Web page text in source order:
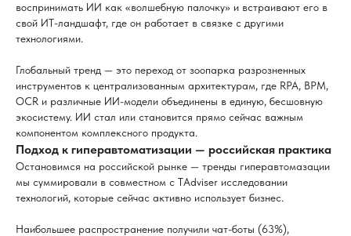
воспринимать ИИ как «волшебную палочку» и встраивают его в
свой ИТ-ландшафт, где он работает в связке с другими
технологиями.
Глобальный тренд — это переход от зоопарка разрозненных
инструментов к централизованным архитектурам, где RPA, BPM,
OCR и различные ИИ-модели объединены в единую, бесшовную
экосистему. ИИ стал или становится прямо сейчас важным
компонентом комплексного продукта.
Подход к гиперавтоматизации — российская практика
Остановимся на российской рынке — тренды гиперавтомазации
мы суммировали в совместном с TAdviser исследовании
технологий, которые сейчас активно использует бизнес.
Наибольшее распространение получили чат-боты (63%),